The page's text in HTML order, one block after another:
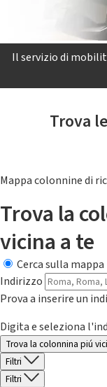
Il servizio di
Trova
Mappa colonnine di
Trova la
vicina a te
Cerca sulla mappa
Indirizzo
Prova a inserire un
Digita e seleziona
Trova la colonnina piú
Filtri
Filtri